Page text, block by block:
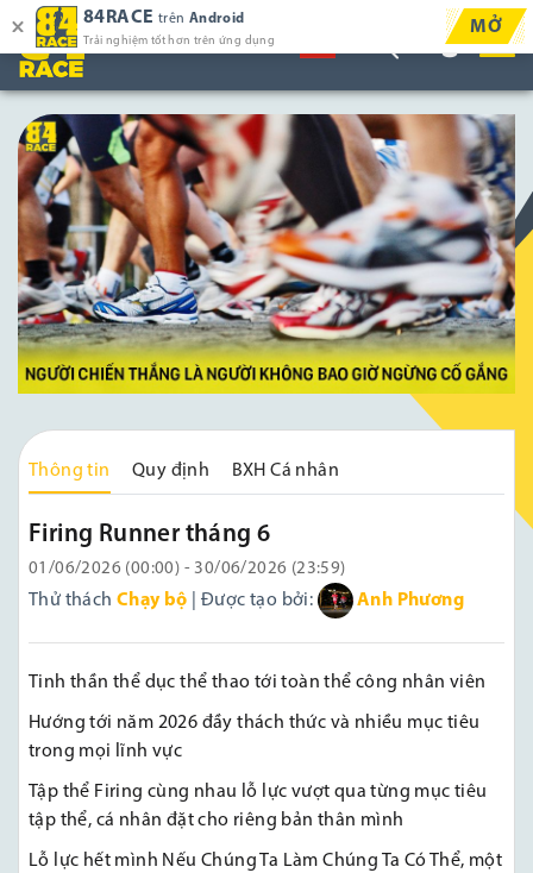
Thông tin Quy định BXH Cá nhân
Firing Runner tháng 6
01/06/2026 (00:00) - 30/06/2026 (23:59)
Thử thách Chạy bộ | Được tạo bởi: Anh Phương
Tinh thần thể dục thể thao tới toàn thể công nhân viên
Hướng tới năm 2026 đầy thách thức và nhiều mục tiêu
trong mọi lĩnh vực
Tập thể Firing cùng nhau lỗ lực vượt qua từng mục tiêu
tập thể, cá nhân đặt cho riêng bản thân mình
Lỗ lực hết mình Nếu Chúng Ta Làm Chúng Ta Có Thể, một
84RACE trên Android
Trải nghiệm tốt hơn trên ứng dụng
MỞ